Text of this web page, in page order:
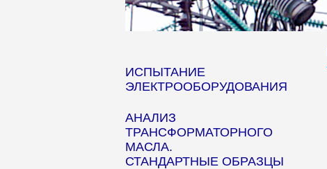
ИСПЫТАНИЕ
ЭЛЕКТРООБОРУДОВАНИЯ
АНАЛИЗ
ТРАНСФОРМАТОРНОГО
МАСЛА.
СТАНДАРТНЫЕ ОБРАЗЦЫ